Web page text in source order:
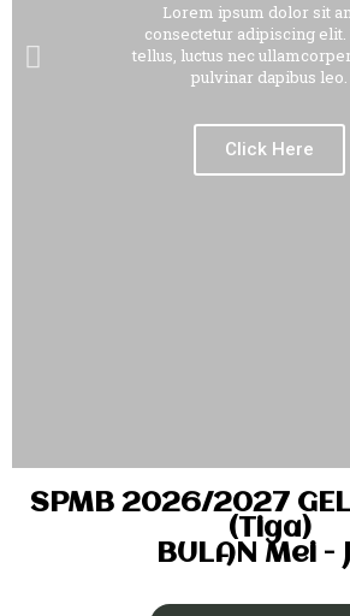
Lorem ipsum dolor sit
consectetur adipiscing
tellus, luctus nec
pulvinar dapibus leo.
Click Here
SPMB 2026/2027
(Tiga)
BULAN Mei -